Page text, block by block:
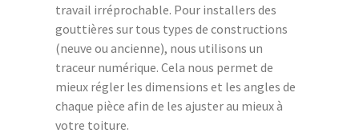
travail irréprochable. Pour installers des
gouttières sur tous types de constructions
(neuve ou ancienne), nous utilisons un
traceur numérique. Cela nous permet de
mieux régler les dimensions et les angles de
chaque pièce afin de les ajuster au mieux à
votre toiture.